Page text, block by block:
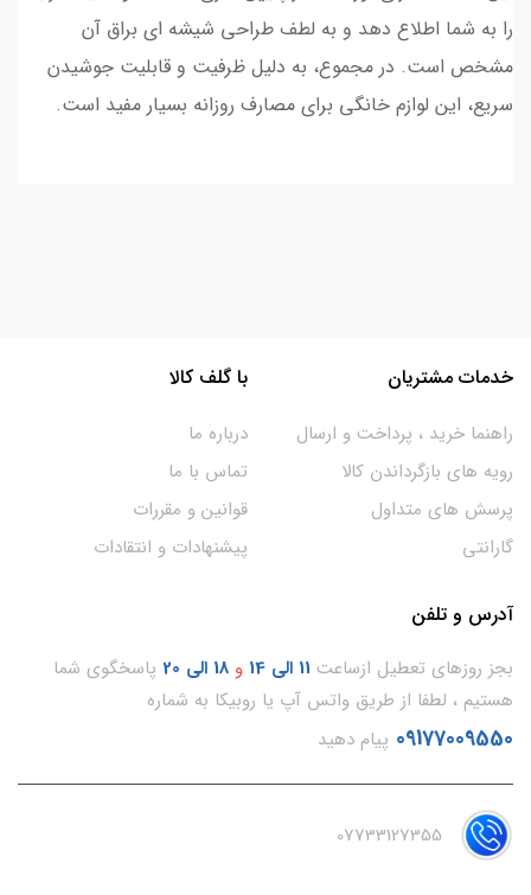
را به شما اطلاع دهد و به لطف طراحی شیشه ای براق آن
مشخص است. در مجموع، به دلیل ظرفیت و قابلیت جوشیدن
سریع، این لوازم خانگی برای مصارف روزانه بسیار مفید است.
خدمات مشتریان
راهنما خرید ، پرداخت و ارسال
رویه های بازگرداندن کالا
پرسش های متداول
گارانتی
با گلف کالا
درباره ما
تماس با ما
قوانین و مقررات
پیشنهادات و انتقادات
آدرس و تلفن
بجز روزهای تعطیل ازساعت 11 الی 14 و 18 الی 20
پاسخگوی شما
هستیم ، لطفا از طریق واتس آپ یا روبیکا به شماره
09177009550 پیام دهید
07733127355